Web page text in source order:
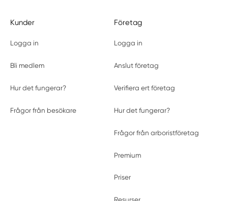
Kunder
Logga in
Bli medlem
Hur det fungerar?
Frågor från besökare
Företag
Logga in
Anslut företag
Verifiera ert företag
Hur det fungerar?
Frågor från arboristföretag
Premium
Priser